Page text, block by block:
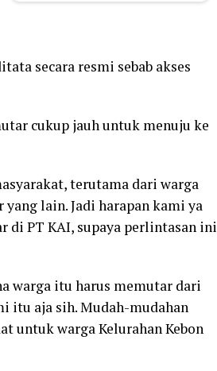
secara resmi sebab akses
cukup jauh untuk menuju ke
terutama dari warga
yang lain. Jadi harapan kami ya
di PT KAI, supaya perlintasan ini
warga itu harus memutar dari
itu aja sih. Mudah-mudahan
untuk warga Kelurahan Kebon